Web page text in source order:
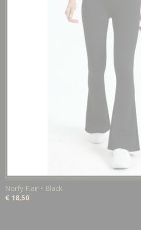
Norfy Flair • Black
€ 18,50